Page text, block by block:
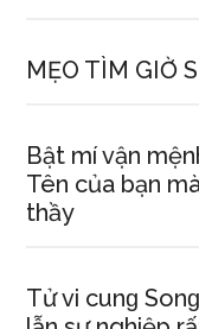
MẸO TÌM GIỜ
Bật mí vận
Tên của bạn
thầy
Tử vi cunɡ